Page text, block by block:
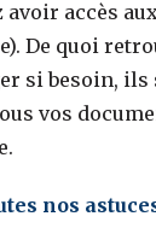
accès
De quoi
si besoin, ils
vos
nos